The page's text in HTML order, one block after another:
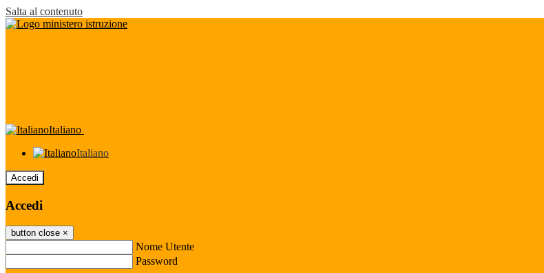
Salta al contenuto
Italiano
Italiano
Accedi
Accedi
button close ×
Nome Utente
Password